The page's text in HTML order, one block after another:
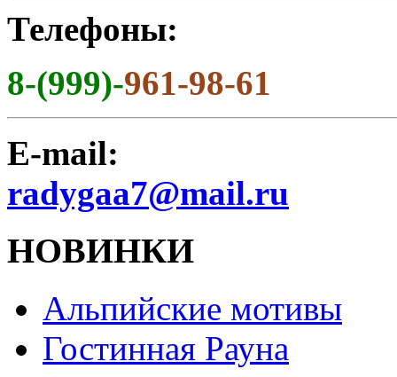
Телефоны:
8-(999)-961-98-61
E-mail:
radygaa7@mail.ru
НОВИНКИ
Альпийские мотивы
Гостинная Рауна